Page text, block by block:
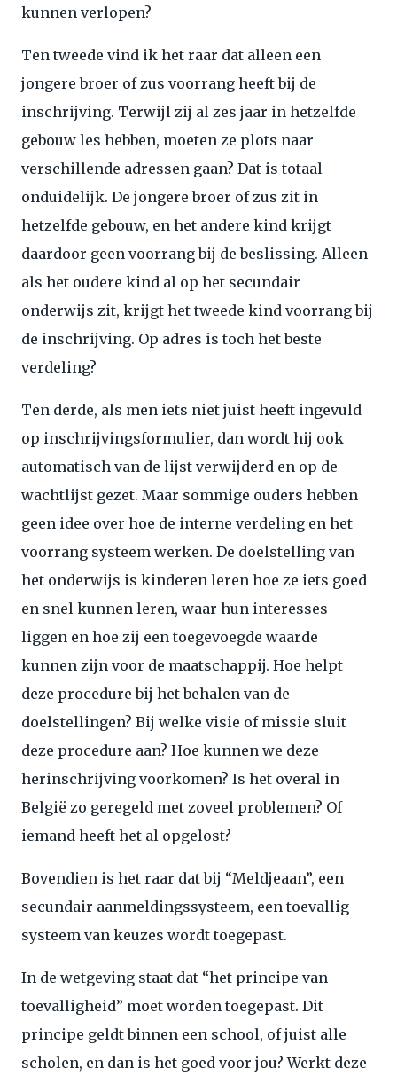
kunnen verlopen?
Ten tweede vind ik het raar dat alleen een
jongere broer of zus voorrang heeft bij de
inschrijving. Terwijl zij al zes jaar in hetzelfde
gebouw les hebben, moeten ze plots naar
verschillende adressen gaan? Dat is totaal
onduidelijk. De jongere broer of zus zit in
hetzelfde gebouw, en het andere kind krijgt
daardoor geen voorrang bij de beslissing. Alleen
als het oudere kind al op het secundair
onderwijs zit, krijgt het tweede kind voorrang bij
de inschrijving. Op adres is toch het beste
verdeling?
Ten derde, als men iets niet juist heeft ingevuld
op inschrijvingsformulier, dan wordt hij ook
automatisch van de lijst verwijderd en op de
wachtlijst gezet. Maar sommige ouders hebben
geen idee over hoe de interne verdeling en het
voorrang systeem werken. De doelstelling van
het onderwijs is kinderen leren hoe ze iets goed
en snel kunnen leren, waar hun interesses
liggen en hoe zij een toegevoegde waarde
kunnen zijn voor de maatschappij. Hoe helpt
deze procedure bij het behalen van de
doelstellingen? Bij welke visie of missie sluit
deze procedure aan? Hoe kunnen we deze
herinschrijving voorkomen? Is het overal in
België zo geregeld met zoveel problemen? Of
iemand heeft het al opgelost?
Bovendien is het raar dat bij “Meldjeaan”, een
secundair aanmeldingssysteem, een toevallig
systeem van keuzes wordt toegepast.
In de wetgeving staat dat “het principe van
toevalligheid” moet worden toegepast. Dit
principe geldt binnen een school, of juist alle
scholen, en dan is het goed voor jou? Werkt deze